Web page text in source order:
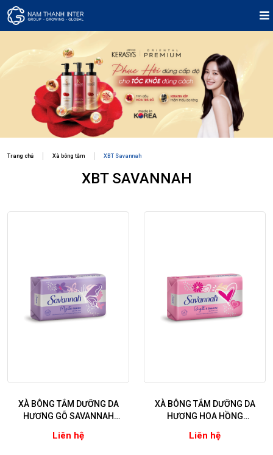
Trang chủ Xà bông tắm XBT Savannah
XBT SAVANNAH
XÀ BÔNG TẮM DƯỠNG DA
HƯƠNG GỖ SAVANNAH
Liên hệ
XÀ BÔNG TẮM DƯỠNG DA
HƯƠNG HOA HỒNG
& BEAUTIFUL
Liên hệ